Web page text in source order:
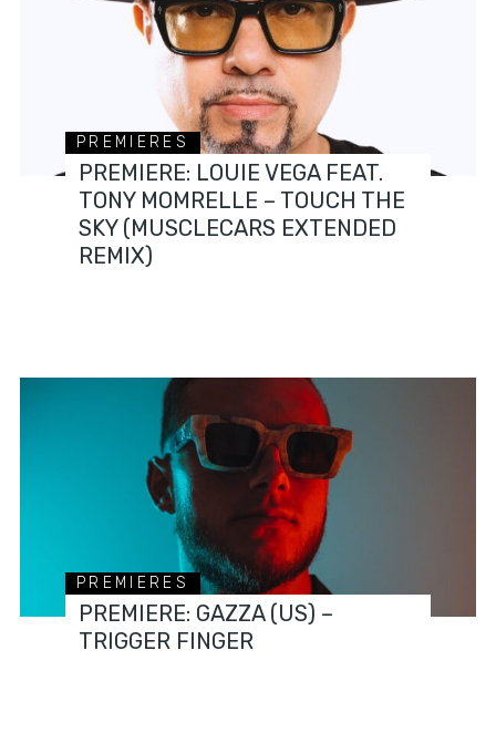
PREMIERES
PREMIERE: LOUIE VEGA FEAT.
TONY MOMRELLE – TOUCH THE
SKY (MUSCLECARS EXTENDED
REMIX)
PREMIERES
PREMIERE: GAZZA (US) –
TRIGGER FINGER